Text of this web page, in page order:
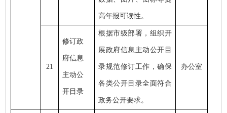
高年报可读性。
21
修订政
府信息
主动公
开目录
根据市级部署，组织开
展政府信息主动公开目
录规范修订工作，确保
各类公开目录全面符合
政务公开要求。
办公室